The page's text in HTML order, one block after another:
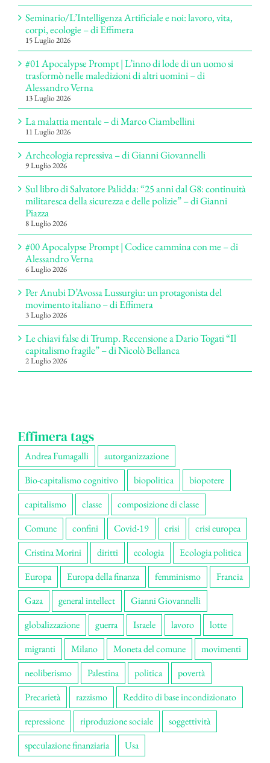
Seminario/L’Intelligenza Artificiale e noi: lavoro, vita,
corpi, ecologie – di Effimera
15 Luglio 2026
#01 Apocalypse Prompt | L’inno di lode di un uomo si
trasformò nelle maledizioni di altri uomini – di
Alessandro Verna
13 Luglio 2026
La malattia mentale – di Marco Ciambellini
11 Luglio 2026
Archeologia repressiva – di Gianni Giovannelli
9 Luglio 2026
Sul libro di Salvatore Palidda: “25 anni dal G8: continuità
militaresca della sicurezza e delle polizie” – di Gianni
Piazza
8 Luglio 2026
#00 Apocalypse Prompt | Codice cammina con me – di
Alessandro Verna
6 Luglio 2026
Per Anubi D’Avossa Lussurgiu: un protagonista del
movimento italiano – di Effimera
3 Luglio 2026
Le chiavi false di Trump. Recensione a Dario Togati “Il
capitalismo fragile” – di Nicolò Bellanca
2 Luglio 2026
Effimera tags
Andrea Fumagalli
autorganizzazione
Bio-capitalismo cognitivo
biopolitica
biopotere
capitalismo
classe
composizione di classe
Comune
confini Covid-19 crisi
crisi europea
Cristina Morini
diritti ecologia
Ecologia politica
Europa
Europa della finanza femminismo
Francia
Gaza
general intellect
Gianni Giovannelli
globalizzazione
guerra Israele lavoro
lotte
migranti
Milano Moneta del comune
movimenti
neoliberismo
Palestina politica
povertà
Precarietà
razzismo
Reddito di base incondizionato
repressione
riproduzione sociale
soggettività
speculazione finanziaria
Usa